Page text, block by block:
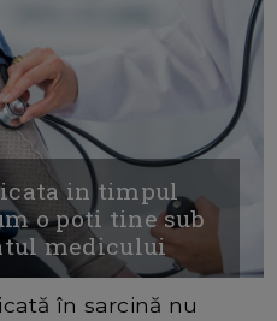
in timpul
o poti tine sub
medicului
în sarcină nu